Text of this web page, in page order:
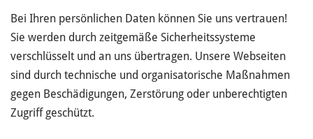
Bei Ihren persönlichen Daten können Sie uns vertrauen!
Sie werden durch zeitgemäße Sicherheitssysteme
verschlüsselt und an uns übertragen. Unsere Webseiten
sind durch technische und organisatorische Maßnahmen
gegen Beschädigungen, Zerstörung oder unberechtigten
Zugriff geschützt.